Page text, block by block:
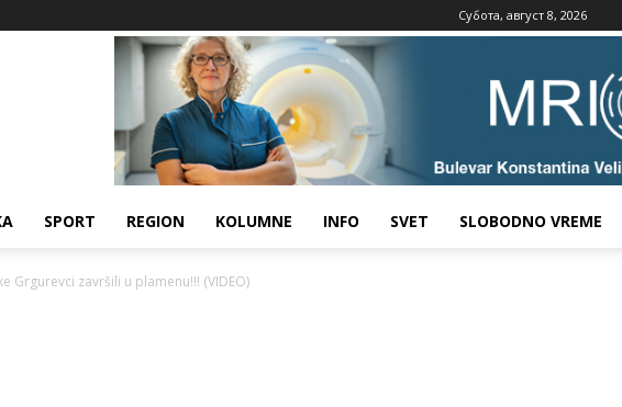
Субота, август 8, 2026
SPORT REGION KOLUMNE INFO SVET SLOBODNO VREME
Grgurevci završili u plamenu!!! (VIDEO)